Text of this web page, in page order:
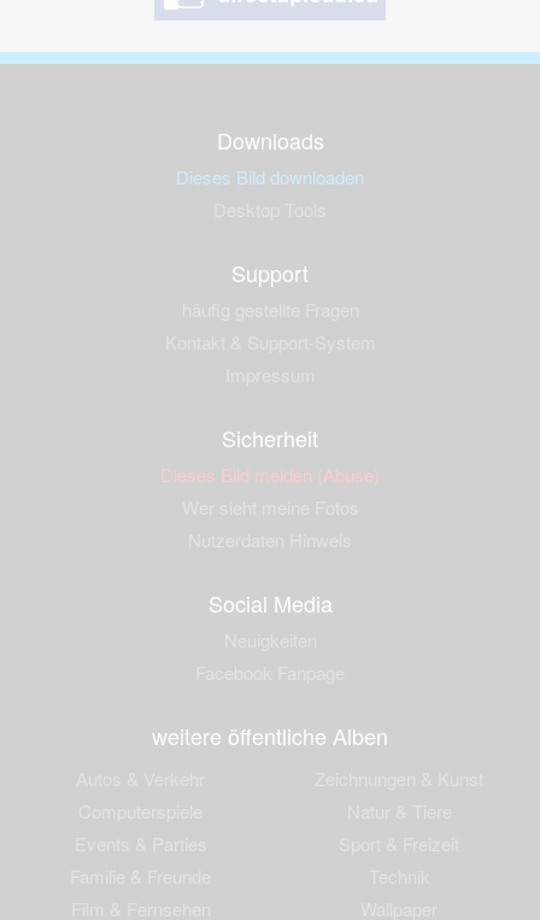
Downloads
Dieses Bild downloaden
Support
Sicherheit
Dieses Bild melden (Abuse)
Social Media
weitere öffentliche Alben